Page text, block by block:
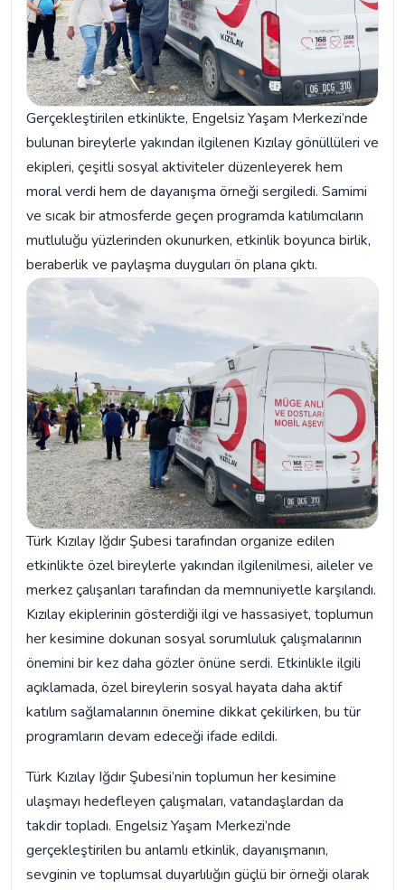
Gerçekleştirilen etkinlikte, Engelsiz Yaşam Merkezi’nde
bulunan bireylerle yakından ilgilenen Kızılay gönüllüleri ve
ekipleri, çeşitli sosyal aktiviteler düzenleyerek hem
moral verdi hem de dayanışma örneği sergiledi. Samimi
ve sıcak bir atmosferde geçen programda katılımcıların
mutluluğu yüzlerinden okunurken, etkinlik boyunca birlik,
beraberlik ve paylaşma duyguları ön plana çıktı.
Türk Kızılay Iğdır Şubesi tarafından organize edilen
etkinlikte özel bireylerle yakından ilgilenilmesi, aileler ve
merkez çalışanları tarafından da memnuniyetle karşılandı.
Kızılay ekiplerinin gösterdiği ilgi ve hassasiyet, toplumun
her kesimine dokunan sosyal sorumluluk çalışmalarının
önemini bir kez daha gözler önüne serdi. Etkinlikle ilgili
açıklamada, özel bireylerin sosyal hayata daha aktif
katılım sağlamalarının önemine dikkat çekilirken, bu tür
programların devam edeceği ifade edildi.
Türk Kızılay Iğdır Şubesi’nin toplumun her kesimine
ulaşmayı hedefleyen çalışmaları, vatandaşlardan da
takdir topladı. Engelsiz Yaşam Merkezi’nde
gerçekleştirilen bu anlamlı etkinlik, dayanışmanın,
sevginin ve toplumsal duyarlılığın güçlü bir örneği olarak